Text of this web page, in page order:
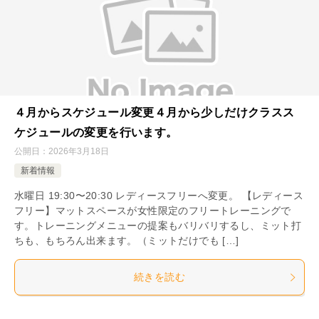
４月からスケジュール変更４月から少しだけクラスス
ケジュールの変更を行います。
公開日： 2026年3月18日
新着情報
水曜日 19:30〜20:30 レディースフリーへ変更。 【レディース
フリー】マットスペースが女性限定のフリートレーニングで
す。トレーニングメニューの提案もバリバリするし、ミット打
ちも、もちろん出来ます。（ミットだけでも […]
続きを読む